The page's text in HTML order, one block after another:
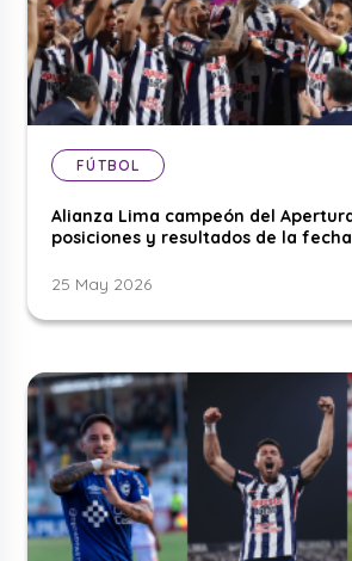
FÚTBOL
Alianza Lima campeón del
posiciones y resultados de la fecha
25 May 2026